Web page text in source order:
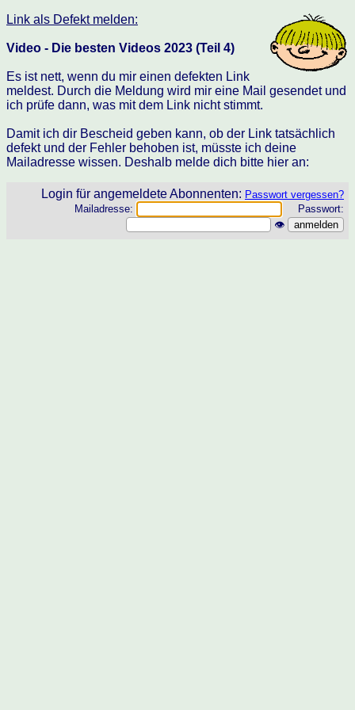
Link als Defekt melden:
Video - Die besten Videos 2023 (Teil 4)
Es ist nett, wenn du mir einen defekten Link
meldest. Durch die Meldung wird mir eine Mail gesendet und
ich prüfe dann, was mit dem Link nicht stimmt.
Damit ich dir Bescheid geben kann, ob der Link tatsächlich
defekt und der Fehler behoben ist, müsste ich deine
Mailadresse wissen. Deshalb melde dich bitte hier an:
Login für angemeldete Abonnenten: Passwort vergessen?
Mailadresse:
Passwort:
👁